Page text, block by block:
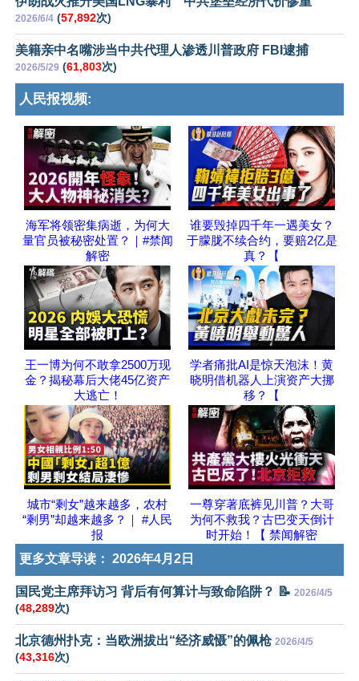
2026/6/4 (57,892次)
美籍亲中名嘴涉当中共代理人渗透川普政府 FBI逮捕
2026/5/29 (61,803次)
人民报视频:
海军将领密集病逝，为何大
量官员被秘密处置？｜#禁闻
解密
谁要毁掉四千年一遇美女？
于朦胧不续合约，要赔2亿是
真？【
王一博为何不敢拿2500万现
金？揭秘幕后大佬45亿资产
大逃亡！
学者痛批AI是惊天泡沫！黄
晓明借机器人上演资产大挪
移？【
城市“剩女”越来越多，农村
“剩男”却越来越多？｜ #人民
报
一尊穿著底裤见川普？大哥
为何不救我？古巴变天倒计
时开始！【 禁闻解密
更多文章导读： 2026年4月2日
国民党主席拜访习 背后有何算计与致命陷阱？ 📝 2026/4/5
(48,289次)
北京德州扑克：当欧洲拔出“经济威慑”的佩枪 2026/4/5
(43,316次)